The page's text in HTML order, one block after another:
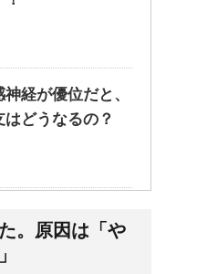
経が優位だと、
はどうなるの？
の3パターン
。原因は「や